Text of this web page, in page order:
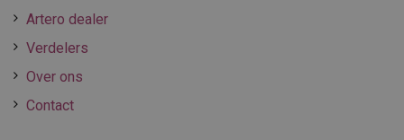
Artero dealer
Verdelers
Over ons
Contact